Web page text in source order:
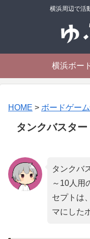
横浜周辺で活
横浜ボー
HOME > ボードゲー
タンクバスター
タンクバ
～10人用
セプトは
マにした